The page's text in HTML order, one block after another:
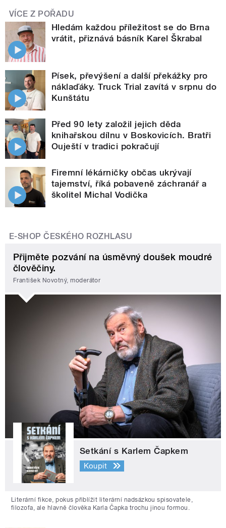
VÍCE Z POŘADU
Hledám každou příležitost se do Brna
vrátit, přiznává básník Karel Škrabal
Písek, převýšení a další překážky pro
náklaďáky. Truck Trial zavítá v srpnu do
Kunštátu
Před 90 lety založil jejich děda
knihařskou dílnu v Boskovicích. Bratři
Ouještí v tradici pokračují
Firemní lékárničky občas ukrývají
tajemství, říká pobaveně záchranář a
školitel Michal Vodička
E-SHOP ČESKÉHO ROZHLASU
Přijměte pozvání na úsměvný doušek moudré
člověčiny.
František Novotný, moderátor
Setkání s Karlem Čapkem
Koupit
Literární fikce, pokus přiblížit literární nadsázkou spisovatele,
filozofa, ale hlavně člověka Karla Čapka trochu jinou formou.